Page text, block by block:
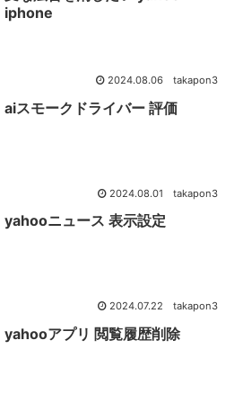
iphone
2024.08.06 takapon3
aiスモークドライバー 評価
2024.08.01 takapon3
yahooニュース 表示設定
2024.07.22 takapon3
yahooアプリ 閲覧履歴削除